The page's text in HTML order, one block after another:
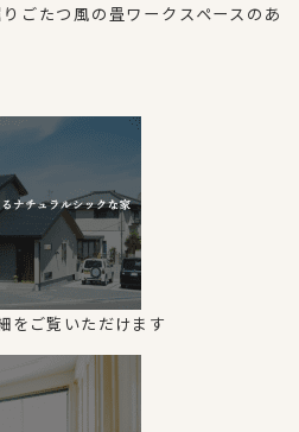
ごたつ風の畳ワークスペースのあ
をご覧いただけます